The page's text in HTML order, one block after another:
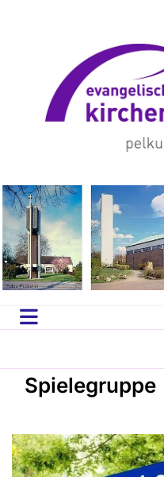
Spielegruppe